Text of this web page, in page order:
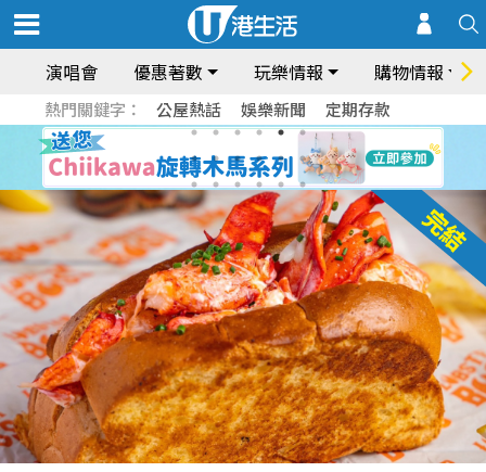
演唱會 優惠著數 玩樂情報 購物情報
熱門關鍵字： 公屋熱話 娛樂新聞 定期存款